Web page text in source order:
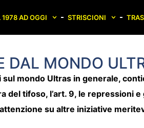
1978 AD OGGI STRISCIONI
DAL MONDO
mondo Ultras in generale,
del tifoso, l’art. 9, le repressioni
su altre iniziative